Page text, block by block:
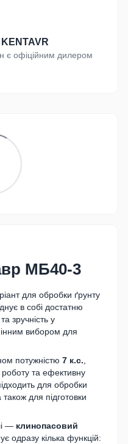
є офіційним дилером
МБ40-3
для обробки ґрунту
в собі достатню
зручність у
вибором для
потужністю 7 к.с.
роботу та ефективну
для обробки
для підготовки
— клинопасовий
одразу кілька функцій: